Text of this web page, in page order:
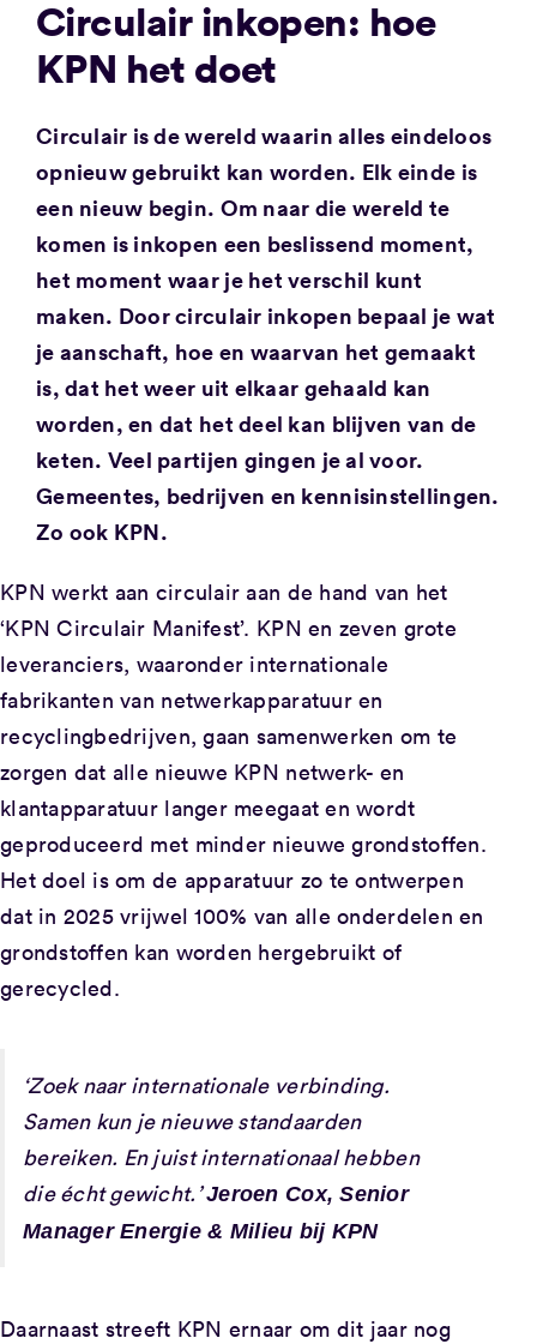
Circulair inkopen: hoe
KPN het doet
Circulair is de wereld waarin alles eindeloos
opnieuw gebruikt kan worden. Elk einde is
een nieuw begin. Om naar die wereld te
komen is inkopen een beslissend moment,
het moment waar je het verschil kunt
maken. Door circulair inkopen bepaal je wat
je aanschaft, hoe en waarvan het gemaakt
is, dat het weer uit elkaar gehaald kan
worden, en dat het deel kan blijven van de
keten. Veel partijen gingen je al voor.
Gemeentes, bedrijven en kennisinstellingen.
Zo ook KPN.
KPN werkt aan circulair aan de hand van het
‘KPN Circulair Manifest’. KPN en zeven grote
leveranciers, waaronder internationale
fabrikanten van netwerkapparatuur en
recyclingbedrijven, gaan samenwerken om te
zorgen dat alle nieuwe KPN netwerk- en
klantapparatuur langer meegaat en wordt
geproduceerd met minder nieuwe grondstoffen.
Het doel is om de apparatuur zo te ontwerpen
dat in 2025 vrijwel 100% van alle onderdelen en
grondstoffen kan worden hergebruikt of
gerecycled.
‘Zoek naar internationale verbinding.
Samen kun je nieuwe standaarden
bereiken. En juist internationaal hebben
die écht gewicht.’ Jeroen Cox, Senior
Manager Energie & Milieu bij KPN
Daarnaast streeft KPN ernaar om dit jaar nog